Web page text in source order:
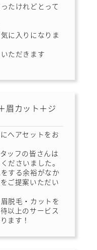
たけれどとって
に入りになりま
ただきます
眉カット＋ジ
ヘアセットをお
ッフの皆さんは
ださいました。
する余裕がなか
ご提案いただい
脱毛・カットを
以上のサービス
ます！